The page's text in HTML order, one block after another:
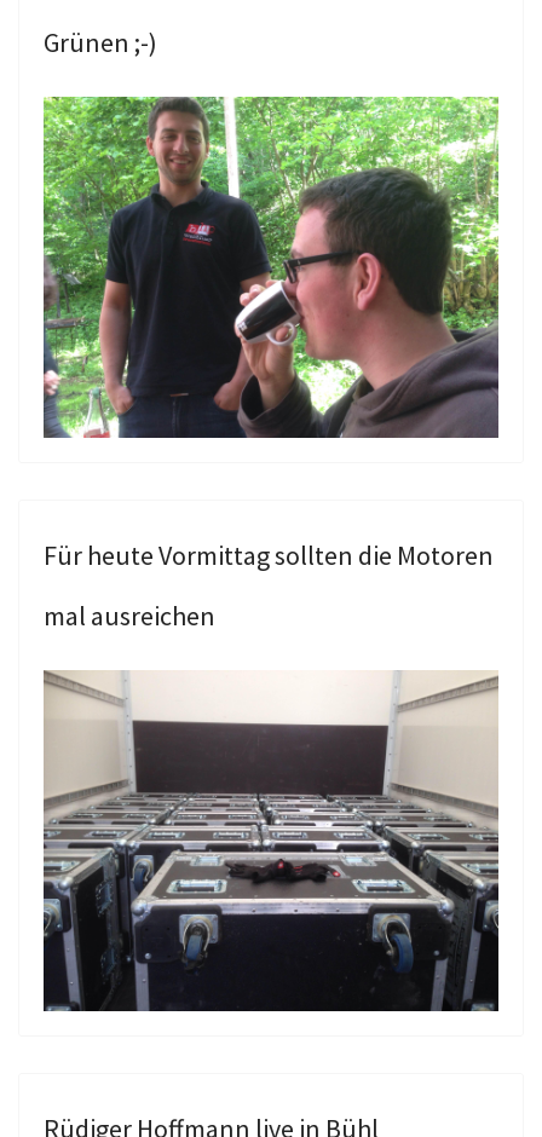
Grünen ;-)
Für heute Vormittag sollten die Motoren
mal ausreichen
Rüdiger Hoffmann live in Bühl